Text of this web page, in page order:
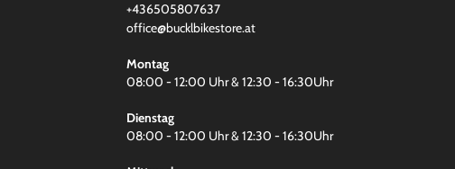
+436505807637
office@bucklbikestore.at
Montag
08:00 - 12:00 Uhr & 12:30 - 16:30Uhr
Dienstag
08:00 - 12:00 Uhr & 12:30 - 16:30Uhr